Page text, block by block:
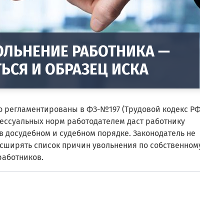
РАБОТНИКА —
И ОБРАЗЕЦ ИСКА
регламентированы в ФЗ-№197 (Трудовой кодекс
норм работодателем даст работнику
досудебном и судебном порядке. Законодатель не
список причин увольнения по